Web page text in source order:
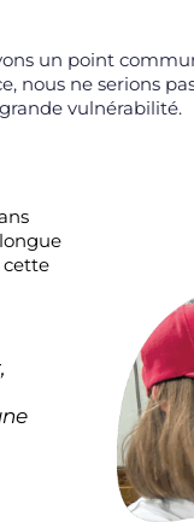
un point
nous ne serions
vulnérabilité.
cette